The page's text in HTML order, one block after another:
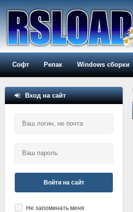
Софт Репак Windows сборки
Вход на сайт
Войти на сайт
Не запоминать меня